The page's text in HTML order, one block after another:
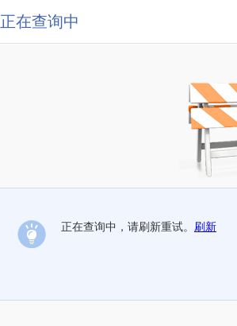
正在查询中
正在查询中，请刷新重试。 刷新